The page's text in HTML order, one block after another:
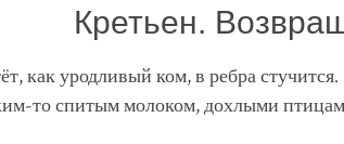
Кретьен.
как уродливый ком, в ребра стучится.
то спитым молоком, дохлыми